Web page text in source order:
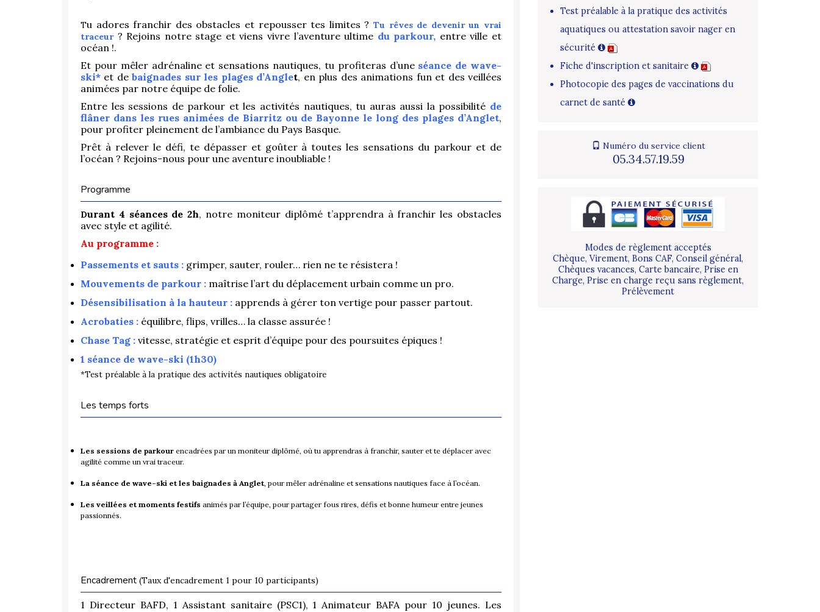
Tu adores franchir des obstacles et repousser tes limites ? Tu rêves de devenir un vrai
traceur? Rejoins notre stage et viens vivre l’aventure ultime du parkour, entre ville et
océan !.
Et pour mêler adrénaline et sensations nautiques, tu profiteras d’une séance de wave-
ski* et debaignades sur les plages d’Anglet, en plus des animations fun et des veillées
animées par notre équipe de folie.
Entre les sessions de parkour et les activités nautiques, tu auras aussi la possibilité de
flâner dans les rues animées de Biarritz ou de Bayonne le long des plages d’Anglet,
pour profiter pleinement de l’ambiance du Pays Basque.
Prêt à relever le défi, te dépasser et goûter à toutes les sensations du parkour et de
l’océan ? Rejoins-nous pour une aventure inoubliable !
Programme
Durant 4 séances de 2h, notre moniteur diplômé t’apprendra à franchir les obstacles
avec style et agilité.
Au programme :
Passements et sauts : grimper, sauter, rouler… rien ne te résistera !
Mouvements de parkour : maîtrise l’art du déplacement urbain comme un pro.
Désensibilisation à la hauteur : apprends à gérer ton vertige pour passer partout.
Acrobaties : équilibre, flips, vrilles… la classe assurée !
Chase Tag : vitesse, stratégie et esprit d’équipe pour des poursuites épiques !
1 séance de wave-ski (1h30)
*Test préalable à la pratique des activités nautiques obligatoire
Les temps forts
Les sessions de parkour encadrées par un moniteur diplômé, où tu apprendras à franchir, sauter et te déplacer avec
agilité comme un vrai traceur.
La séance de wave-ski et les baignades à Anglet, pour mêler adrénaline et sensations nautiques face à l’océan.
Les veillées et moments festifs animés par l’équipe, pour partager fous rires, défis et bonne humeur entre jeunes
passionnés.
Encadrement (Taux d'encadrement 1 pour 10 participants)
1 Directeur BAFD, 1 Assistant sanitaire (PSC1), 1 Animateur BAFA pour 10 jeunes. Les
Test préalable à la pratique des activités
aquatiques ou attestation savoir nager en
sécurité
Fiche d'inscription et sanitaire
Photocopie des pages de vaccinations du
carnet de santé
Numéro du service client
05.34.57.19.59
Modes de règlement acceptés
Chèque, Virement, Bons CAF, Conseil général,
Chèques vacances, Carte bancaire, Prise en
Charge, Prise en charge reçu sans règlement,
Prélèvement